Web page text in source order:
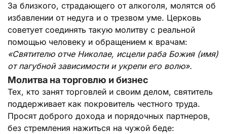
За близкого, страдающего от алкоголя, молятся об
избавлении от недуга и о трезвом уме. Церковь
советует соединять такую молитву с реальной
помощью человеку и обращением к врачам:
«Святителю отче Николае, исцели раба Божия (имя)
от пагубной зависимости и укрепи его волю».
Молитва на торговлю и бизнес
Тех, кто занят торговлей и своим делом, святитель
поддерживает как покровитель честного труда.
Просят доброго дохода и порядочных партнеров,
без стремления нажиться на чужой беде: